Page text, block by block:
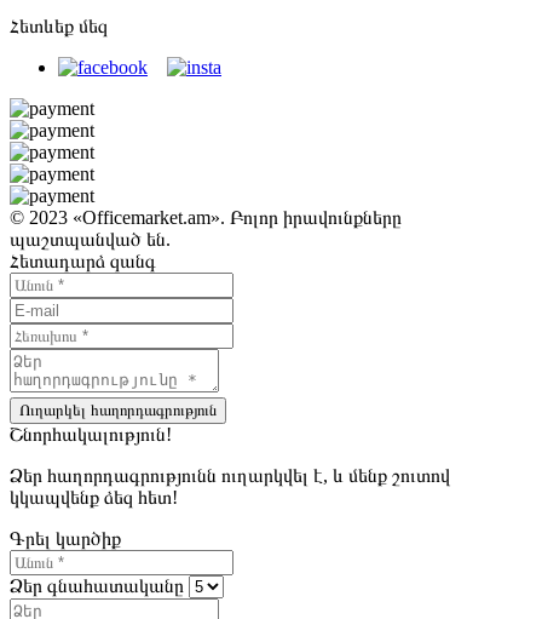
Հետևեք մեզ
© 2023 «Officemarket.am». Բոլոր իրավունքները
պաշտպանված են.
Հետադարձ զանգ
Ուղարկել հաղորդագրություն
Շնորհակալություն!
Ձեր հաղորդագրությունն ուղարկվել է, և մենք շուտով
կկապվենք ձեզ հետ!
Գրել կարծիք
Ձեր գնահատականը